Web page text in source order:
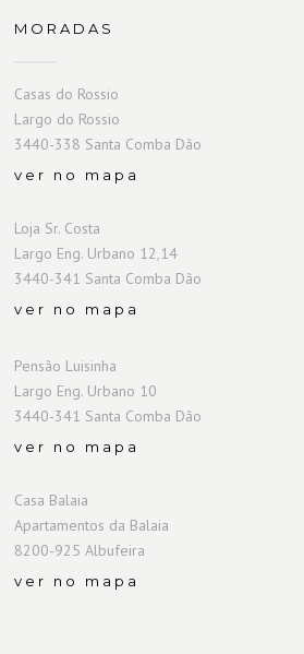
MORADAS
Casas do Rossio
Largo do Rossio
3440-338 Santa Comba Dão
ver no mapa
Loja Sr. Costa
Largo Eng. Urbano 12,14
3440-341 Santa Comba Dão
ver no mapa
Pensão Luisinha
Largo Eng. Urbano 10
3440-341 Santa Comba Dão
ver no mapa
Casa Balaia
Apartamentos da Balaia
8200-925 Albufeira
ver no mapa